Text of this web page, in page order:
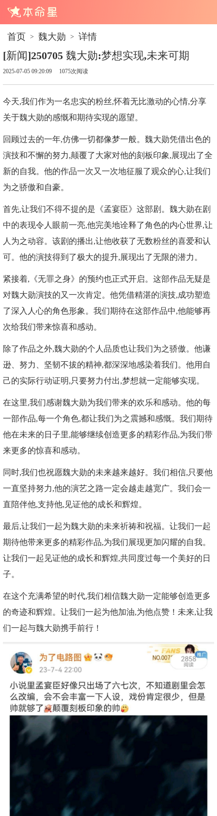
首页 > 魏大勋 > 详情
[新闻]250705 魏大勋:梦想实现,未来可期
2025-07-05 09:20:09 1075次阅读
今天,我们作为一名忠实的粉丝,怀着无比激动的心情,分享
关于魏大勋的感慨和期待实现的愿望。
回顾过去的一年,仿佛一切都像梦一般。魏大勋凭借出色的
演技和不懈的努力,颠覆了大家对他的刻板印象,展现出了全
新的自我。他的作品一次又一次地征服了观众的心,让我们
为之骄傲和自豪。
首先,让我们不得不提的是《孟宴臣》这部剧。魏大勋在剧
中的表现令人眼前一亮,他完美地诠释了角色的内心世界,让
人为之动容。该剧的播出,让他收获了无数粉丝的喜爱和认
可。他的演技得到了极大的提升,展现出了无限的潜力。
紧接着,《无罪之身》的预约也正式开启。这部作品无疑是
对魏大勋演技的又一次肯定。他凭借精湛的演技,成功塑造
了深入人心的角色形象。我们期待在这部作品中,他能够再
次给我们带来惊喜和感动。
除了作品之外,魏大勋的个人品质也让我们为之骄傲。他谦
逊、努力、坚韧不拔的精神,都深深地感染着我们。他用自
己的实际行动证明,只要努力付出,梦想就一定能够实现。
在这里,我们感谢魏大勋为我们带来的欢乐和感动。他的每
一部作品,每一个角色,都让我们为之震撼和感慨。我们期待
他在未来的日子里,能够继续创造更多的精彩作品,为我们带
来更多的惊喜和感动。
同时,我们也祝愿魏大勋的未来越来越好。我们相信,只要他
一直坚持努力,他的演艺之路一定会越走越宽广。我们会一
直陪伴他,支持他,见证他的成长和辉煌。
最后,让我们一起为魏大勋的未来祈祷和祝福。让我们一起
期待他带来更多的精彩作品,为我们展现更加闪耀的自我。
让我们一起见证他的成长和辉煌,共同度过每一个美好的日
子。
在这个充满希望的时代,我们相信魏大勋一定能够创造更多
的奇迹和辉煌。让我们一起为他加油,为他点赞！未来,让我
们一起与魏大勋携手前行！